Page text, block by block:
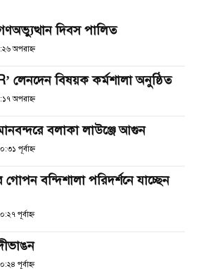
দিবস পালিত
অপরাহ্ণ
লেনদেন বিষয়ক কর্মশালা অনুষ্ঠিত
অপরাহ্ণ
বলাকা লাউঞ্জে আগুন
পূর্বাহ্ণ
বন্দিশালা পরিদর্শনে যাচ্ছেন
পূর্বাহ্ণ
পূর্বাহ্ণ